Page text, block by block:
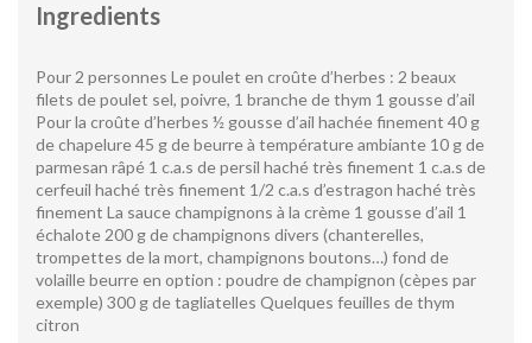
Ingredients
Pour 2 personnes Le poulet en croûte d’herbes : 2 beaux
filets de poulet sel, poivre, 1 branche de thym 1 gousse d’ail
Pour la croûte d’herbes ½ gousse d’ail hachée finement 40 g
de chapelure 45 g de beurre à température ambiante 10 g de
parmesan râpé 1 c.a.s de persil haché très finement 1 c.a.s de
cerfeuil haché très finement 1/2 c.a.s d’estragon haché très
finement La sauce champignons à la crème 1 gousse d’ail 1
échalote 200 g de champignons divers (chanterelles,
trompettes de la mort, champignons boutons…) fond de
volaille beurre en option : poudre de champignon (cèpes par
exemple) 300 g de tagliatelles Quelques feuilles de thym
citron